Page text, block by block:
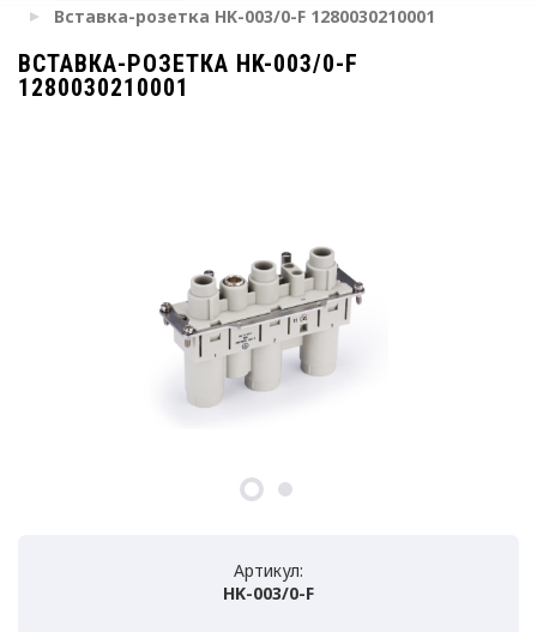
Вставка-розетка HK-003/0-F 1280030210001
ВСТАВКА-РОЗЕТКА HK-003/0-F
1280030210001
Артикул:
HK-003/0-F